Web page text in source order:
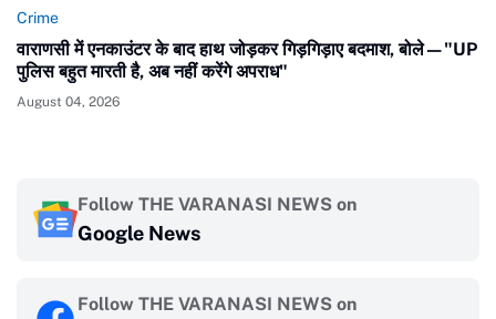
Crime
वाराणसी में एनकाउंटर के बाद हाथ जोड़कर गिड़गिड़ाए बदमाश, बोले—"UP
पुलिस बहुत मारती है, अब नहीं करेंगे अपराध"
August 04, 2026
Follow THE VARANASI NEWS on
Google News
Follow THE VARANASI NEWS on